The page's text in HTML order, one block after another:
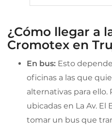
¿Cómo llegar a
Cromotex en
En bus: Esto
oficinas a las que
alternativas para ello.
ubicadas en La Av. El
tomar un bus que